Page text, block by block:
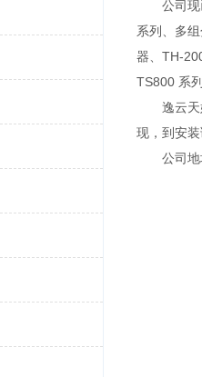
公司现已
系列、多
器、TH-
TS800 系
逸云天始
现，到安
公司地址